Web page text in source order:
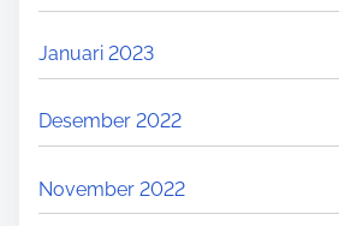
Januari 2023
Desember 2022
November 2022